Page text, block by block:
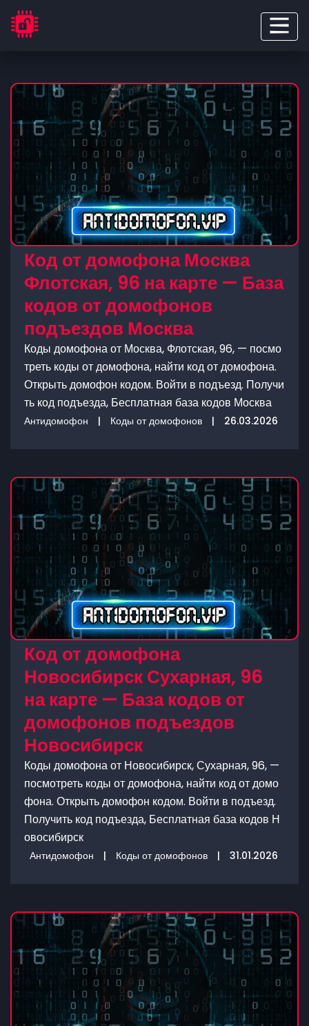
Код от домофона Москва
Флотская, 96 на карте — База
кодов от домофонов
подъездов Москва
Коды домофона от Москва, Флотская, 96, — посмо
треть коды от домофона, найти код от домофона.
Открыть домофон кодом. Войти в подъезд. Получи
ть код подъезда, Бесплатная база кодов Москва
Антидомофон | Коды от домофонов | 26.03.2026
Код от домофона
Новосибирск Сухарная, 96
на карте — База кодов от
домофонов подъездов
Новосибирск
Коды домофона от Новосибирск, Сухарная, 96, —
посмотреть коды от домофона, найти код от домо
фона. Открыть домофон кодом. Войти в подъезд.
Получить код подъезда, Бесплатная база кодов Н
овосибирск
Антидомофон | Коды от домофонов | 31.01.2026